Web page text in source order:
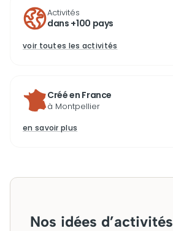
Activités
dans +100 pays
voir toutes les activités
Créé en France
à Montpellier
en savoir plus
Nos idées d’activités